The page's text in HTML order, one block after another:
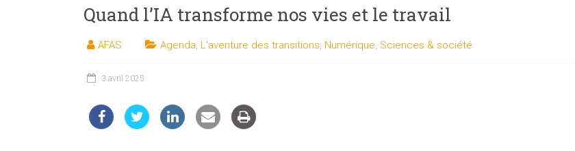
Quand l’IA transforme nos vies et le travail
AFAS Agenda, L'aventure des transitions, Numérique, Sciences & société
3 avril 2025